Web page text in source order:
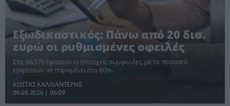
Εξωδικαστικός: Πάνω από 20 δισ.
ευρώ οι ρυθμισμένες οφειλές
Στις 66.578 έφτασαν οι επιτυχείς συμφωνίες, με το ποσοστό
εγκρίσεων να παραμένει στο 80%.
ΚΩΣΤΑΣ ΚΑΛΛΙΑΝΤΕΡΗΣ
06.08.2026 | 06:09